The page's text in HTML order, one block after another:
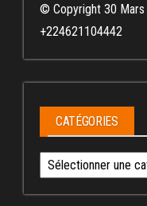
© Copyright 30 Mars
+224621104442
CATÉGORIES
Catégories